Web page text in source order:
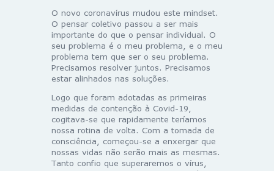
O novo coronavírus mudou este mindset.
O pensar coletivo passou a ser mais
importante do que o pensar individual. O
seu problema é o meu problema, e o meu
problema tem que ser o seu problema.
Precisamos resolver juntos. Precisamos
estar alinhados nas soluções.
Logo que foram adotadas as primeiras
medidas de contenção à Covid-19,
cogitava-se que rapidamente teríamos
nossa rotina de volta. Com a tomada de
consciência, começou-se a enxergar que
nossas vidas não serão mais as mesmas.
Tanto confio que superaremos o vírus,